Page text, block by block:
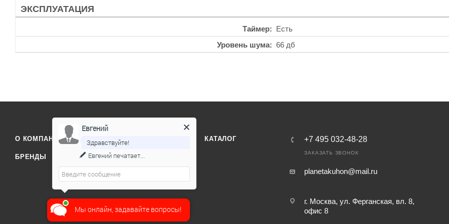
ЭКСПЛУАТАЦИЯ
Таймер
Есть
Уровень шума
66 дб
О КОМПАНИИ ОТЗЫВЫ КАТАЛОГ
БРЕНДЫ
+7 495 032-48-28
ЗАКАЗАТЬ ЗВОНОК
planetakuhon@mail.ru
г. Москва, ул. Ферганская, вл. 8,
офис 8
Мы онлайн, задавайте вопросы!
Евгений
Здравствуйте!
Евгений печатает...